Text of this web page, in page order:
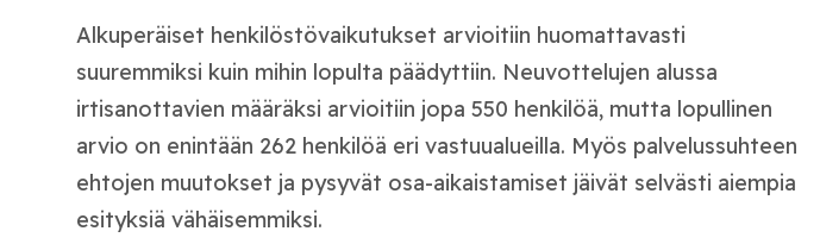
Alkuperäiset henkilöstövaikutukset arvioitiin huomattavasti
suuremmiksi kuin mihin lopulta päädyttiin. Neuvottelujen alussa
irtisanottavien määräksi arvioitiin jopa 550 henkilöä, mutta lopullinen
arvio on enintään 262 henkilöä eri vastuualueilla. Myös palvelussuhteen
ehtojen muutokset ja pysyvät osa-aikaistamiset jäivät selvästi aiempia
esityksiä vähäisemmiksi.